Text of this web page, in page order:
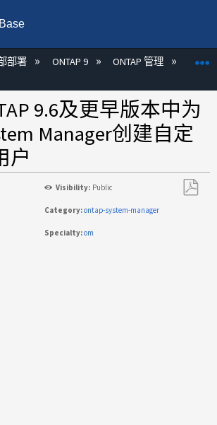
局层次
部署 ONTAP 9 ONTAP 管理
9.6及更早版本中为
Manager创建自定
户
Visibility: Public
Category:ontap-system-manager
Specialty:om